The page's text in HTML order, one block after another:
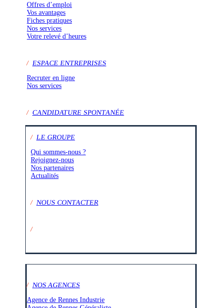
Offres d’emploi
Vos avantages
Fiches pratiques
Nos services
Votre relevé d’heures
/ ESPACE ENTREPRISES
Recruter en ligne
Nos services
/ CANDIDATURE SPONTANÉE
/ LE GROUPE
Qui sommes-nous ?
Rejoignez-nous
Nos partenaires
Actualités
/NOUS CONTACTER
/
/ NOS AGENCES
Agence de Rennes Industrie